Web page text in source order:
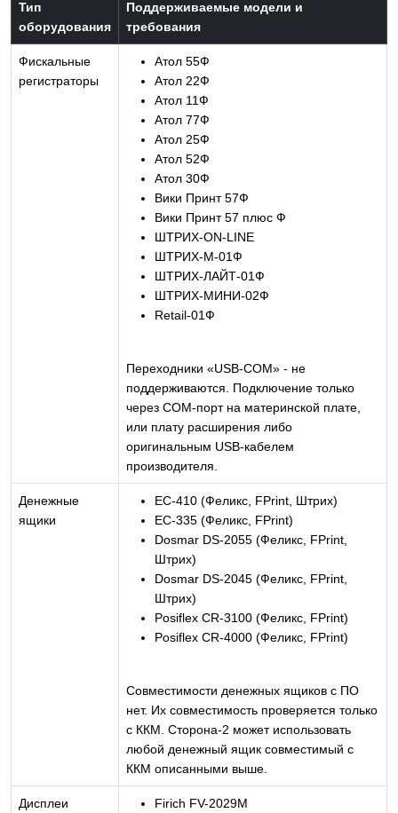
Тип
оборудования
Поддерживаемые модели и
требования
Фискальные
регистраторы
Атол 55Ф
Атол 22Ф
Атол 11Ф
Атол 77Ф
Атол 25Ф
Атол 52Ф
Атол 30Ф
Вики Принт 57Ф
Вики Принт 57 плюс Ф
ШТРИХ-ON-LINE
ШТРИХ-М-01Ф
ШТРИХ-ЛАЙТ-01Ф
ШТРИХ-МИНИ-02Ф
Retail-01Ф
Переходники «USB-COM» - не
поддерживаются. Подключение только
через COM-порт на материнской плате,
или плату расширения либо
оригинальным USB-кабелем
производителя.
Денежные
ящики
EC-410 (Феликс, FPrint, Штрих)
EC-335 (Феликс, FPrint)
Dosmar DS-2055 (Феликс, FPrint,
Штрих)
Dosmar DS-2045 (Феликс, FPrint,
Штрих)
Posiflex CR-3100 (Феликс, FPrint)
Posiflex CR-4000 (Феликс, FPrint)
Совместимости денежных ящиков с ПО
нет. Их совместимость проверяется только
с ККМ. Сторона-2 может использовать
любой денежный ящик совместимый с
ККМ описанными выше.
Дисплеи
Firich FV-2029M